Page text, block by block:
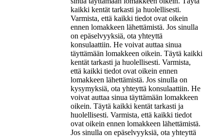
kaikki kentät tarkasti ja huolellisesti.
Varmista, että kaikki tiedot ovat oikein
ennen lomakkeen lähettämistä. Jos sinulla
on epäselvyyksiä, ota yhteyttä
konsulaattiin. He voivat auttaa sinua
täyttämään lomakkeen oikein. Täytä kaikki
kentät tarkasti ja huolellisesti. Varmista,
että kaikki tiedot ovat oikein ennen
lomakkeen lähettämistä. Jos sinulla on
kysymyksiä, ota yhteyttä konsulaattiin. He
voivat auttaa sinua täyttämään lomakkeen
oikein. Täytä kaikki kentät tarkasti ja
huolellisesti. Varmista, että kaikki tiedot
ovat oikein ennen lomakkeen lähettämistä.
Jos sinulla on epäselvyyksiä, ota yhteyttä